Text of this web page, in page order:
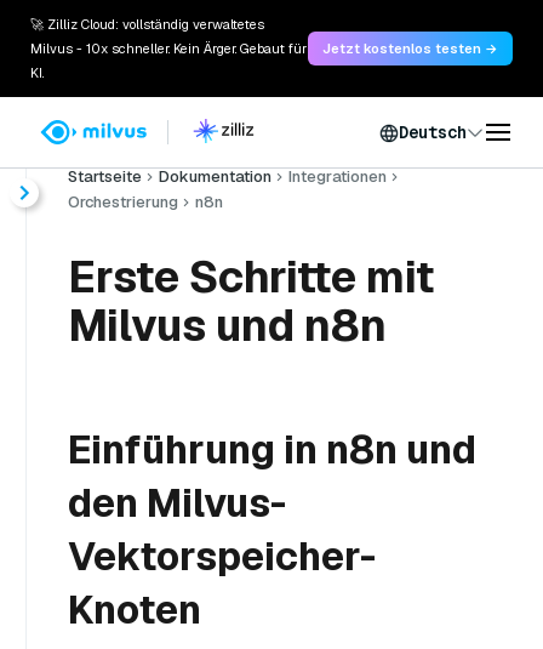
🚀 Zilliz Cloud: vollständig verwaltetes
Milvus - 10x schneller. Kein Ärger. Gebaut für
KI.
Jetzt kostenlos testen →
Deutsch
Startseite Dokumentation
Integrationen
Orchestrierung
n8n
Erste Schritte mit
Milvus und n8n
Einführung in n8n und
den Milvus-
Vektorspeicher-
Knoten